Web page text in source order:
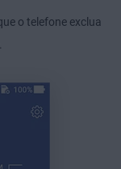
o telefone exclua